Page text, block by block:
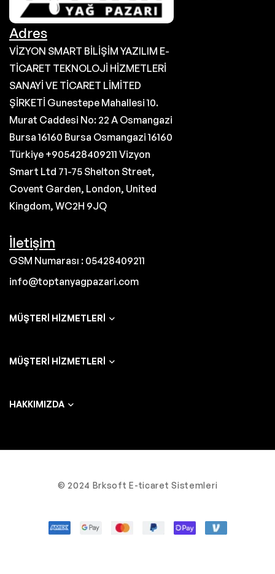
Adres
VİZYON SMART BİLİŞİM YAZILIM E-
TİCARET TEKNOLOJİ HİZMETLERİ
SANAYİ VE TİCARET LİMİTED
ŞİRKETİ Gunestepe Mahallesi 10.
Murat Caddesi No: 22 A Osmangazi
Bursa 16160 Bursa Osmangazi 16160
Türkiye +905428409211 Vizyon
Smart Ltd 71-75 Shelton Street,
Covent Garden, London, United
Kingdom, WC2H 9JQ
İletişim
GSM Numarası : 05428409211
info@toptanyagpazari.com
MÜŞTERI HIZMETLERI
MÜŞTERI HIZMETLERI
HAKKIMIZDA
© 2024 Brksoft E-ticaret Sistemleri